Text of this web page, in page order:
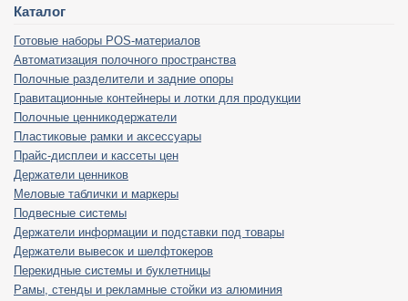
Каталог
Готовые наборы POS-материалов
Автоматизация полочного пространства
Полочные разделители и задние опоры
Гравитационные контейнеры и лотки для продукции
Полочные ценникодержатели
Пластиковые рамки и аксессуары
Прайс-дисплеи и кассеты цен
Держатели ценников
Меловые таблички и маркеры
Подвесные системы
Держатели информации и подставки под товары
Держатели вывесок и шелфтокеров
Перекидные системы и буклетницы
Рамы, стенды и рекламные стойки из алюминия